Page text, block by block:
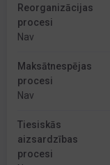
Reorganizācijas
procesi
Nav
Maksātnespējas
procesi
Nav
Tiesiskās
aizsardzības
procesi